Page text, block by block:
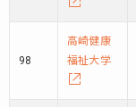
98
高崎健康
福祉大学